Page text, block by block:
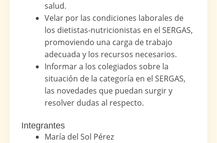
salud.
Velar por las condiciones laborales de
los dietistas-nutricionistas en el SERGAS,
promoviendo una carga de trabajo
adecuada y los recursos necesarios.
Informar a los colegiados sobre la
situación de la categoría en el SERGAS,
las novedades que puedan surgir y
resolver dudas al respecto.
Integrantes
María del Sol Pérez